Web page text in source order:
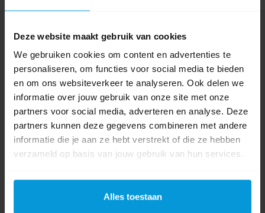
Deze website maakt gebruik van cookies
We gebruiken cookies om content en advertenties te
personaliseren, om functies voor social media te bieden
en om ons websiteverkeer te analyseren. Ook delen we
informatie over jouw gebruik van onze site met onze
partners voor social media, adverteren en analyse. Deze
partners kunnen deze gegevens combineren met andere
informatie die je aan ze hebt verstrekt of die ze hebben
verzameld op basis van jouw gebruik van hun services.
Alles toestaan
Nog vragen?
Telefoon
024 372 72 92
E-mail
Avodesch B.V.
Bijsterhuizen 50-12